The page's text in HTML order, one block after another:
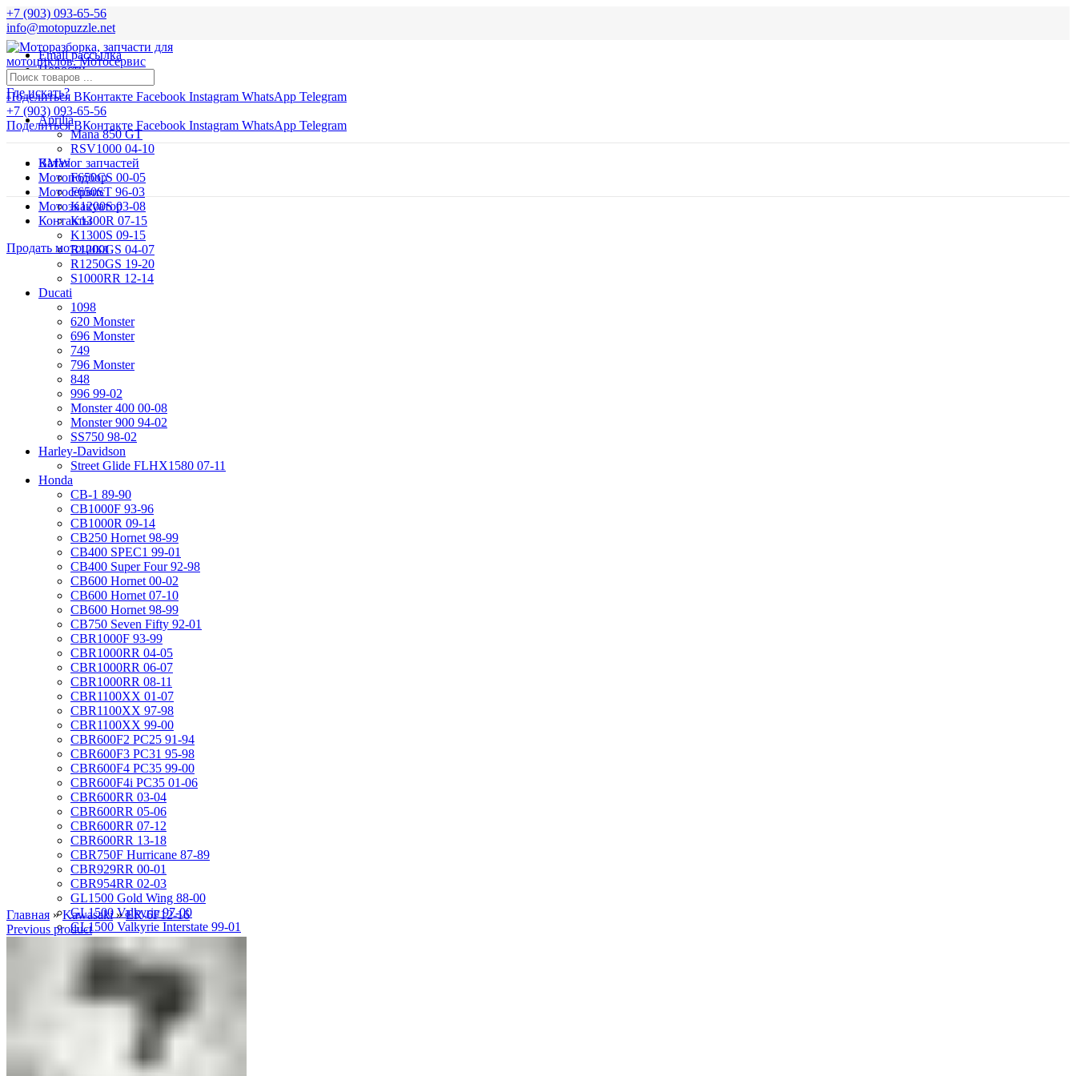
+7 (903) 093-65-56
info@motopuzzle.net
Email рассылка
Новости
Поделиться ВКонтакте Facebook Instagram WhatsApp Telegram
+7 (903) 093-65-56
Поделиться ВКонтакте Facebook Instagram WhatsApp Telegram
Где искать?
Aprilia
Mana 850 GT
RSV1000 04-10
BMW
F650CS 00-05
F650ST 96-03
K1200S 03-08
K1300R 07-15
K1300S 09-15
R1200GS 04-07
R1250GS 19-20
S1000RR 12-14
Ducati
1098
620 Monster
696 Monster
749
796 Monster
848
996 99-02
Monster 400 00-08
Monster 900 94-02
SS750 98-02
Harley-Davidson
Street Glide FLHX1580 07-11
Honda
CB-1 89-90
CB1000F 93-96
CB1000R 09-14
CB250 Hornet 98-99
CB400 SPEC1 99-01
CB400 Super Four 92-98
CB600 Hornet 00-02
CB600 Hornet 07-10
CB600 Hornet 98-99
CB750 Seven Fifty 92-01
CBR1000F 93-99
CBR1000RR 04-05
CBR1000RR 06-07
CBR1000RR 08-11
CBR1100XX 01-07
CBR1100XX 97-98
CBR1100XX 99-00
CBR600F2 PC25 91-94
CBR600F3 PC31 95-98
CBR600F4 PC35 99-00
CBR600F4i PC35 01-06
CBR600RR 03-04
CBR600RR 05-06
CBR600RR 07-12
CBR600RR 13-18
CBR750F Hurricane 87-89
CBR929RR 00-01
CBR954RR 02-03
GL1500 Gold Wing 88-00
GL1500 Valkyrie 97-00
GL1500 Valkyrie Interstate 99-01
GL1800 Gold Wing 01-10
ST1100 Pan European 90-02
VF1000R 84-86
VF750F Interceptor 82-85
VLX400 Steed 88-97
Каталог запчастей
Мотоподбор
Мотосервис
Мотоэвакуатор
Контакты
Продать мотоцикл
Главная »Kawasaki»ER-6F12-16
Previous product